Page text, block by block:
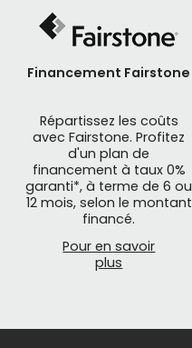
Financement Fairstone
Répartissez les coûts
avec Fairstone. Profitez
d'un plan de
financement à taux 0%
garanti*, à terme de 6 ou
12 mois, selon le montant
financé.
Pour en savoir
plus